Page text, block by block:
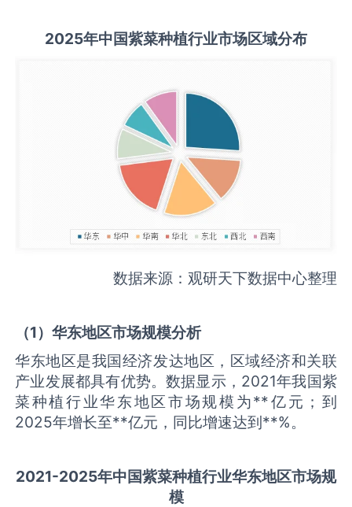
2025年中国紫菜种植行业市场区域分布
数据来源：观研天下数据中心整理
（1）华东地区市场规模分析
华东地区是我国经济发达地区，区域经济和关联
产业发展都具有优势。数据显示，2021年我国紫
菜种植行业华东地区市场规模为**亿元；到
2025年增长至**亿元，同比增速达到**%。
2021-2025年中国紫菜种植行业华东地区市场规
模